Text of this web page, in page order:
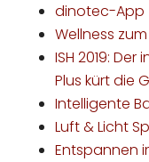
dinotec-App
Wellness
ISH 2019:
Plus kürt die
Intelligente
Luft & Licht
Entspannen